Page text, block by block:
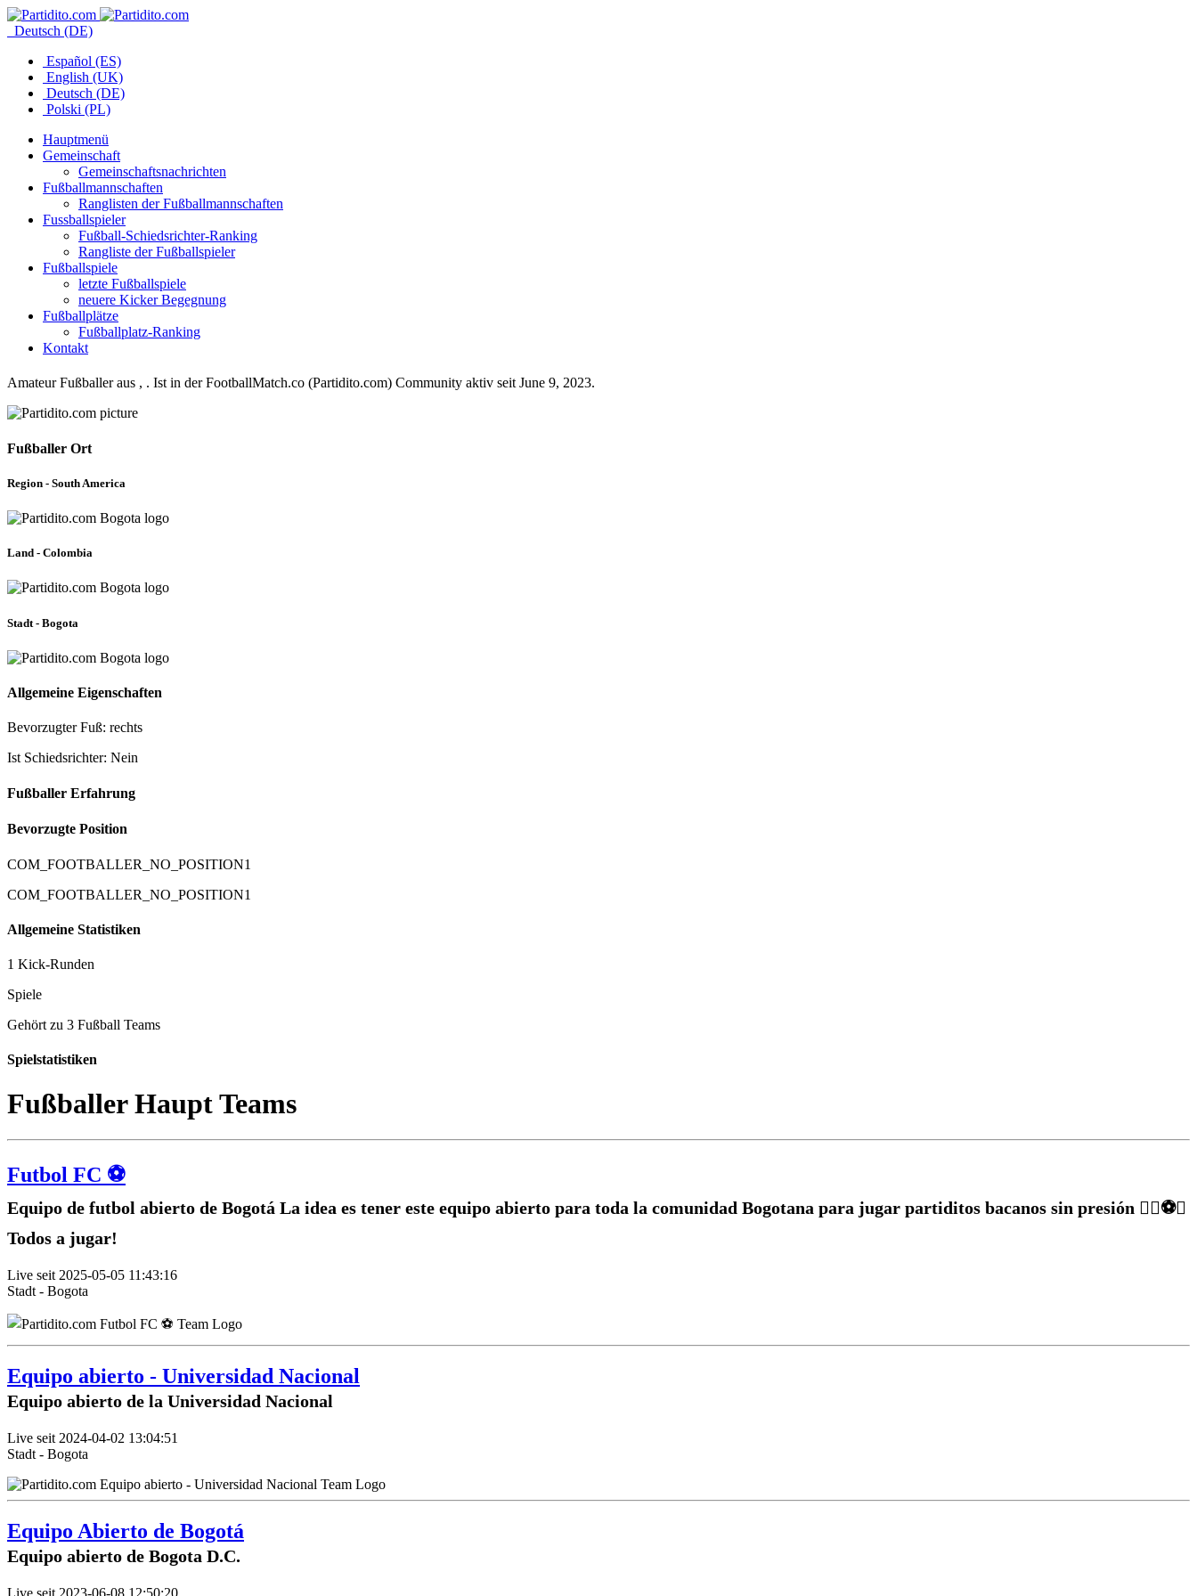
Deutsch (DE)
Español (ES)
English (UK)
Deutsch (DE)
Polski (PL)
Hauptmenü
Gemeinschaft
Gemeinschaftsnachrichten
Fußballmannschaften
Ranglisten der Fußballmannschaften
Fussballspieler
Fußball-Schiedsrichter-Ranking
Rangliste der Fußballspieler
Fußballspiele
letzte Fußballspiele
neuere Kicker Begegnung
Fußballplätze
Fußballplatz-Ranking
Kontakt
Amateur Fußballer aus , . Ist in der FootballMatch.co (Partidito.com) Community aktiv seit June 9, 2023.
Fußballer Ort
Region - South America
Land - Colombia
Stadt - Bogota
Allgemeine Eigenschaften
Bevorzugter Fuß: rechts
Ist Schiedsrichter: Nein
Fußballer Erfahrung
Bevorzugte Position
COM_FOOTBALLER_NO_POSITION1
COM_FOOTBALLER_NO_POSITION1
Allgemeine Statistiken
1 Kick-Runden
Spiele
Gehört zu 3 Fußball Teams
Spielstatistiken
Fußballer Haupt Teams
Futbol FC ⚽️
Equipo de futbol abierto de Bogotá La idea es tener este equipo abierto para toda la comunidad Bogotana para jugar partiditos bacanos sin presión ✌🏽⚽️🥅
Todos a jugar!
Live seit 2025-05-05 11:43:16
Stadt - Bogota
Equipo abierto - Universidad Nacional
Equipo abierto de la Universidad Nacional
Live seit 2024-04-02 13:04:51
Stadt - Bogota
Equipo Abierto de Bogotá
Equipo abierto de Bogota D.C.
Live seit 2023-06-08 12:50:20